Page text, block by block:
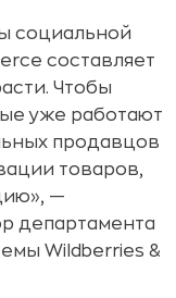
социальной
составляет
Чтобы
уже работают
продавцов
товаров,
—
департамента
Wildberries &